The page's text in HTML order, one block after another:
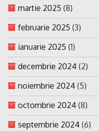
martie 2025 (8)
februarie 2025 (3)
ianuarie 2025 (1)
decembrie 2024 (2)
noiembrie 2024 (5)
octombrie 2024 (8)
septembrie 2024 (6)